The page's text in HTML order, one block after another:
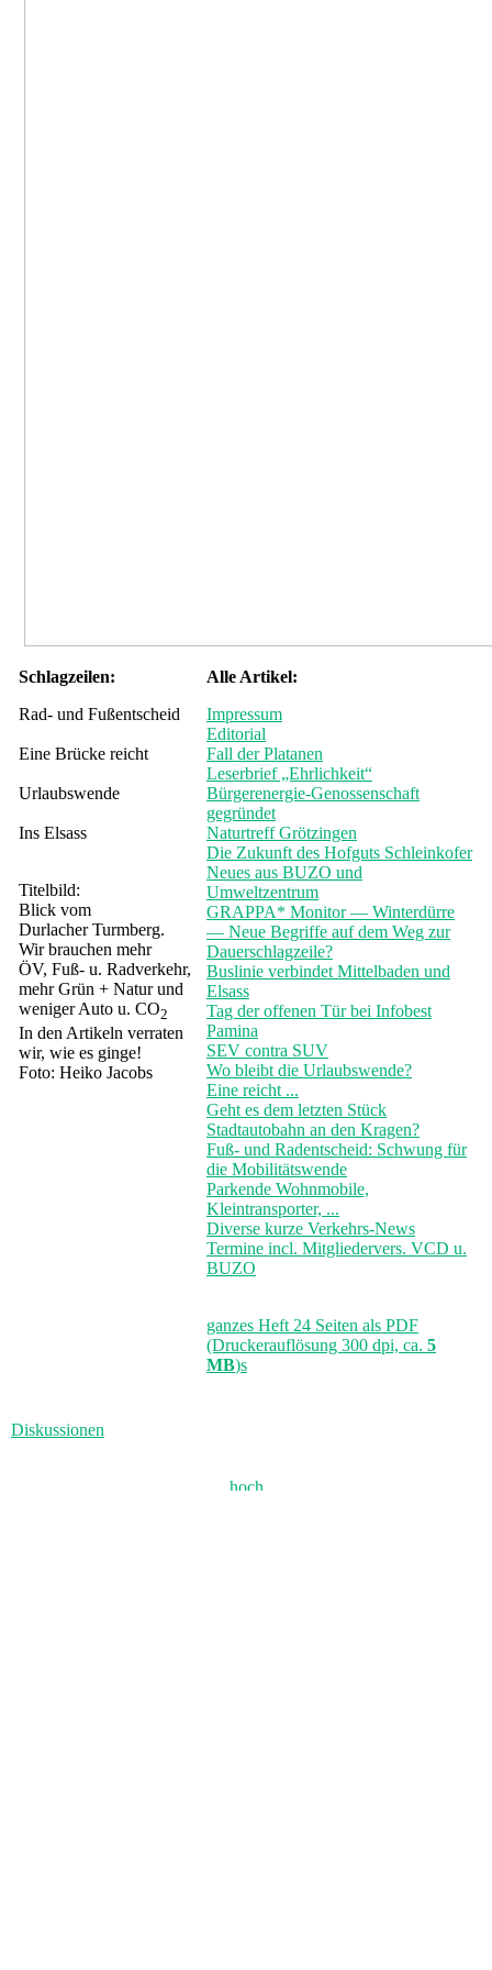
Schlagzeilen:
Rad- und Fußentscheid
Eine Brücke reicht
Urlaubswende
Ins Elsass
Titelbild:
Blick vom
Durlacher Turmberg.
Wir brauchen mehr
ÖV, Fuß- u. Radverkehr,
mehr Grün + Natur und
weniger Auto u. CO2
In den Artikeln verraten
wir, wie es ginge!
Foto: Heiko Jacobs
Alle Artikel:
Impressum
Editorial
Fall der Platanen
Leserbrief „Ehrlichkeit“
Bürgerenergie-Genossenschaft
gegründet
Naturtreff Grötzingen
Die Zukunft des Hofguts Schleinkofer
Neues aus BUZO und
Umweltzentrum
GRAPPA* Monitor — Winterdürre
— Neue Begriffe auf dem Weg zur
Dauerschlagzeile?
Buslinie verbindet Mittelbaden und
Elsass
Tag der offenen Tür bei Infobest
Pamina
SEV contra SUV
Wo bleibt die Urlaubswende?
Eine reicht ...
Geht es dem letzten Stück
Stadtautobahn an den Kragen?
Fuß- und Radentscheid: Schwung für
die Mobilitätswende
Parkende Wohnmobile,
Kleintransporter, ...
Diverse kurze Verkehrs-News
Termine incl. Mitgliedervers. VCD u.
BUZO
ganzes Heft 24 Seiten als PDF
(Druckerauflösung 300 dpi, ca. 5
MB)s
Diskussionen